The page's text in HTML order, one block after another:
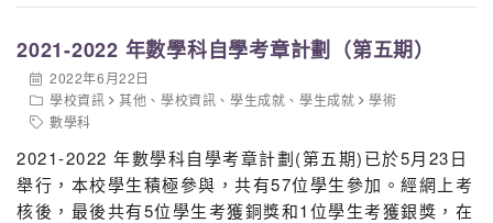
2021-2022 年數學科自學考章計劃（第五期）
2022年6月22日
學校資訊
其他 、學校資訊 、學生成就 、學生成就
學術
數學科
2021-2022 年數學科自學考章計劃(第五期)已於5月23日
舉行，本校學生積極參與，共有57位學生參加。經網上考
核後，最後共有5位學生考獲銅獎和1位學生考獲銀獎，在